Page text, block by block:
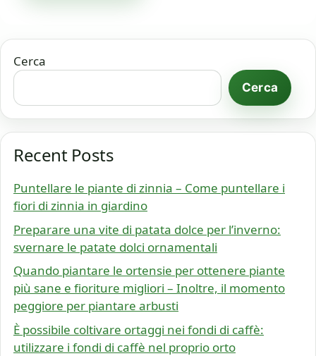
Cerca
Cerca
Recent Posts
Puntellare le piante di zinnia – Come puntellare i
fiori di zinnia in giardino
Preparare una vite di patata dolce per l’inverno:
svernare le patate dolci ornamentali
Quando piantare le ortensie per ottenere piante
più sane e fioriture migliori – Inoltre, il momento
peggiore per piantare arbusti
È possibile coltivare ortaggi nei fondi di caffè:
utilizzare i fondi di caffè nel proprio orto